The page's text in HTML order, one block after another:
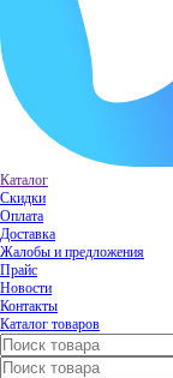
Каталог
Скидки
Оплата
Доставка
Жалобы и предложения
Прайс
Новости
Контакты
Каталог товаров